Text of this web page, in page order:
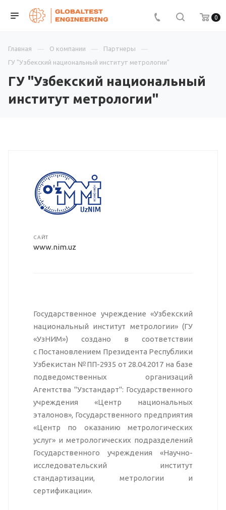
0
Главная О компании
Партнеры
ГУ "Узбекский национальный институт метрологии"
ГУ "Узбекский национальный
институт метрологии"
САЙТ
www.nim.uz
Государственное учреждение «Узбекский
национальный институт метрологии» (ГУ
«УзНИМ») создано в соответствии
с Постановлением Президента Республики
Узбекистан №ПП-2935 от 28.04.2017 на базе
подведомственных организаций
Агентства "Узстандарт": Государственного
учреждения «Центр национальных
эталонов», Государственного предприятия
«Центр по оказанию метрологических
услуг» и метрологических подразделений
Государственного учреждения «Научно-
исследовательский институт
стандартизации, метрологии и
сертификации».